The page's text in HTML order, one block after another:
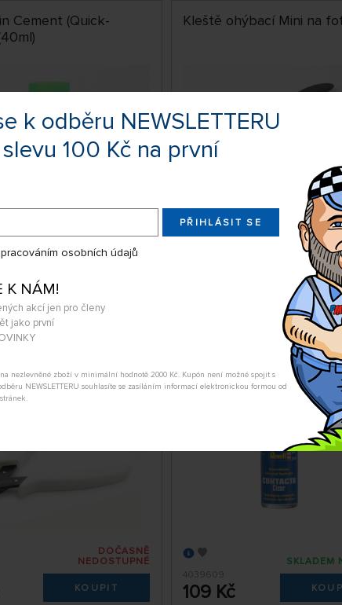
k odběru NEWSLETTERU
100 Kč na první
PŘIHLÁSIT SE
osobních údajů
K NÁM!
akcí jen pro členy
jako první
nezlevněné zboží v minimální hodnotě 2000 Kč. Kupón není možné spojit s
NEWSLETTERU souhlasíte se zasíláním informací elektronickou formou od
Cement (Quick-
SKLADEM NAD 5 KS
11.08. může být u Vás
Kleště ohýbací Mini na
Úterý 11.08. může být u
boční (bílé)
DOČASNĚ
NEDOSTUPNÉ
KOUPIT
Lepidlo na plastikové
Revell Contacta Clear
4039609
109 Kč
SKLADEM